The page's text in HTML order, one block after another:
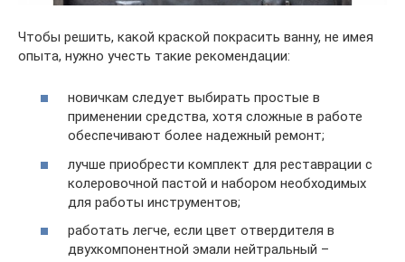
Чтобы решить, какой краской покрасить ванну, не имея
опыта, нужно учесть такие рекомендации:
новичкам следует выбирать простые в
применении средства, хотя сложные в работе
обеспечивают более надежный ремонт;
лучше приобрести комплект для реставрации с
колеровочной пастой и набором необходимых
для работы инструментов;
работать легче, если цвет отвердителя в
двухкомпонентной эмали нейтральный –